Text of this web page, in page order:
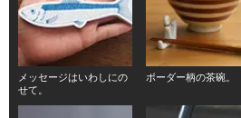
メッセージはいわしにの
せて。
ボーダー柄の茶碗。